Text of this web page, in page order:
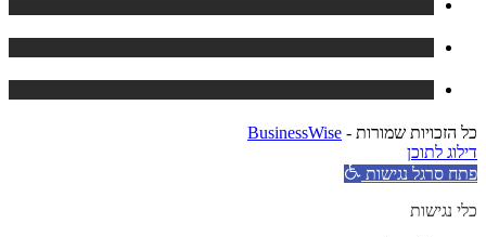
כל הזכויות שמורות - BusinessWise
דילוג לתוכן
פתח סרגל נגישות
כלי נגישות